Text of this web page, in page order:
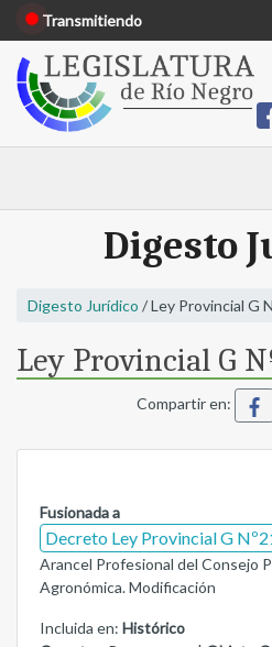
Transmitiendo
Digesto
Digesto Jurídico / Ley Provincial G
Ley Provincial G
Compartir en:
Fusionada a
Decreto Ley Provincial G
Arancel Profesional del Consejo
Agronómica. Modificación
Incluida en: Histórico